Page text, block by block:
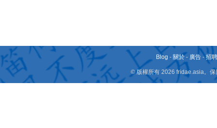
Blog - 關於 - 廣告 -招
© 版權所有 2026 fridae.asia。